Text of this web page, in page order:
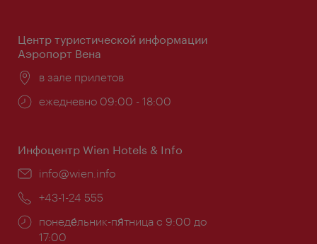
Центр туристической информации
Аэропорт Вена
Расположение:
в зале прилетов
Часы
ежедневно 09:00 - 18:00
Инфоцентр Wien Hotels & Info
Эл.
info@wien.info
Телефон:
+43-1-24 555
Часы
работы:
понеде́льник-пя́тница с 9:00 до
17:00